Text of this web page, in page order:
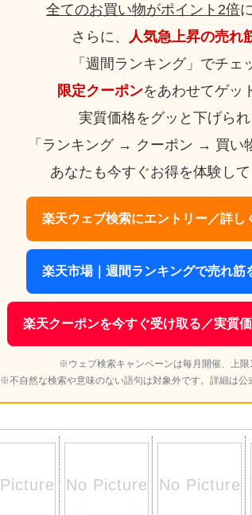
全てのお買い物がポイント2倍
さらに、
人気急上昇の売れ
「週間ランキング」でチェ
限定クーポンをあわせてゲッ
実質価格をグッと下げられ
「ランキング → クーポン → 買い
あなたも今すぐお得を体験して
楽天ウェブ検索にエントリー／詳し
楽天市場｜週間ランキングで売れ筋
楽天クーポンを今すぐ受け取る／実質
※ウェブ検索キャンペーンは毎月開催、上限
※不自然な検索や意味のない語句は対象外です。詳細は公